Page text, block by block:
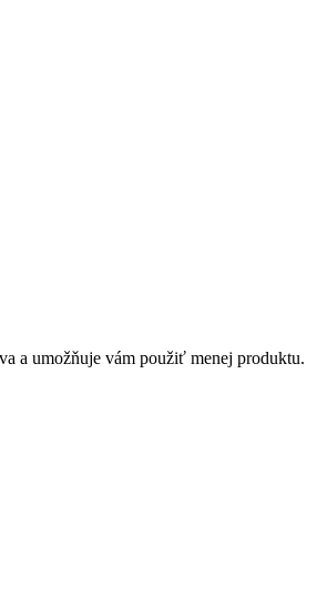
a umožňuje vám použiť menej produktu.